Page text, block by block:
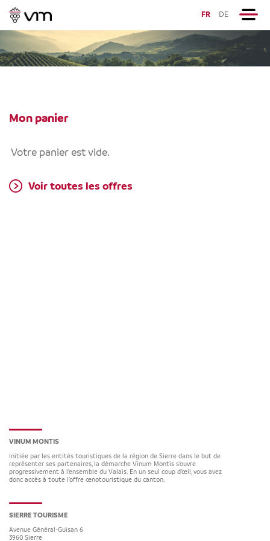
FR DE
Mon panier
Votre panier est vide.
Voir toutes les offres
VINUM MONTIS
Initiée par les entités touristiques de la région de Sierre dans le but de
représenter ses partenaires, la démarche Vinum Montis s’ouvre
progressivement à l’ensemble du Valais. En un seul coup d’œil, vous avez
donc accès à toute l’offre œnotouristique du canton.
SIERRE TOURISME
Avenue Général-Guisan 6
3960 Sierre